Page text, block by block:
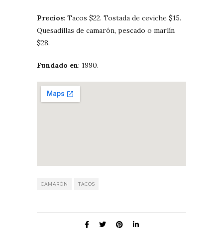
Precios: Tacos $22. Tostada de ceviche $15.
Quesadillas de camarón, pescado o marlín
$28.
Fundado en: 1990.
CAMARÓN TACOS